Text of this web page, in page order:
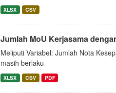
XLSX CSV
Jumlah MoU Kerjasama
Meliputi Variabel: Jumlah Nota
masih berlaku
XLSX CSV PDF